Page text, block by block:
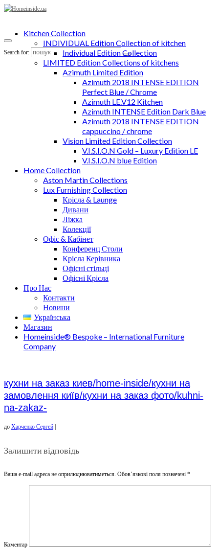
Search for:
Kitchen Collection
INDIVIDUAL Edition Collection of kitchen
Individual Edition Collection
LIMITED Edition Collections of kitchens
Azimuth Limited Edition
Azimuth 2018 INTENSE EDITION
Perfect Blue / Chrome
Azimuth LE.V12 Kitchen
Azimuth INTENSE Edition Dark Blue
Azimuth 2018 INTENSE EDITION
cappuccino / chrome
Vision Limited Edition Collection
V.I.S.I.O.N Gold – Luxury Edition LE
V.I.S.I.O.N blue Edition
Home Collection
Aston Martin Collections
Lux Furnishing Collection
Крісла & Launge
Дивани
Ліжка
Колекції
Офіс & Кабінет
Конференц Столи
Крісла Керівника
Офісні стільці
Офісні Крісла
Про Нас
Контакти
Новини
Українська
Магазин
Homeinside® Bespoke – International Furniture
Company
кухни на заказ киев/home-inside/кухни на
замовлення київ/кухни на заказ фото/kuhni-
na-zakaz-
до Харченко Сергей
Залишити відповідь
Ваша e-mail адреса не оприлюднюватиметься. Обов’язкові поля позначені *
Коментар